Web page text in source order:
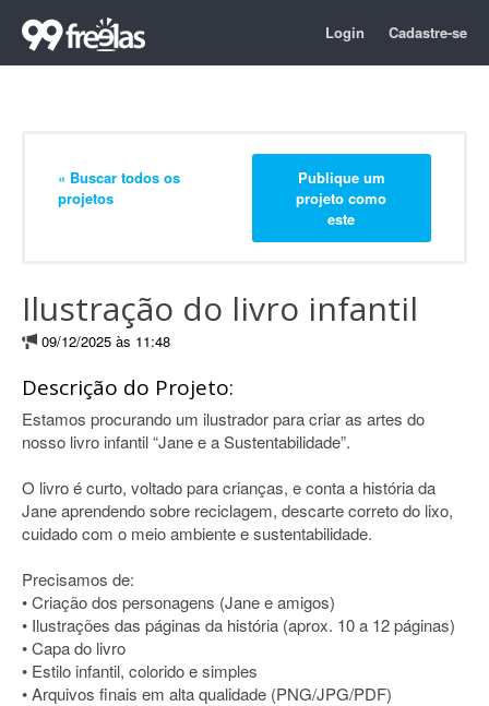
Login Cadastre-se
« Buscar todos os
projetos
Publique um
projeto como
este
Ilustração do livro infantil
09/12/2025 às 11:48
Descrição do Projeto:
Estamos procurando um ilustrador para criar as artes do
nosso livro infantil “Jane e a Sustentabilidade”.
O livro é curto, voltado para crianças, e conta a história da
Jane aprendendo sobre reciclagem, descarte correto do lixo,
cuidado com o meio ambiente e sustentabilidade.
Precisamos de:
• Criação dos personagens (Jane e amigos)
• Ilustrações das páginas da história (aprox. 10 a 12 páginas)
• Capa do livro
• Estilo infantil, colorido e simples
• Arquivos finais em alta qualidade (PNG/JPG/PDF)